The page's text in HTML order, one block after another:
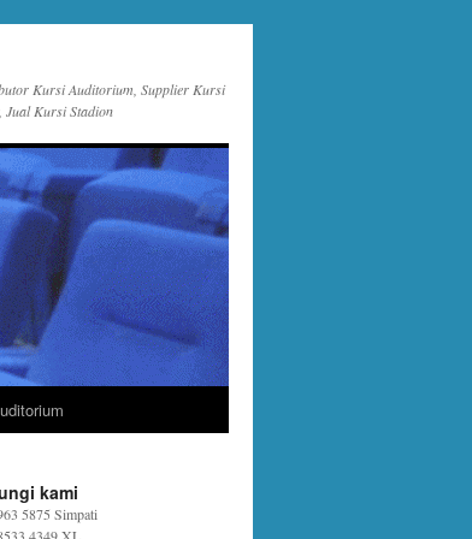
Kursi Auditorium, Supplier Kursi
Jual Kursi Stadion
kami
5875 Simpati